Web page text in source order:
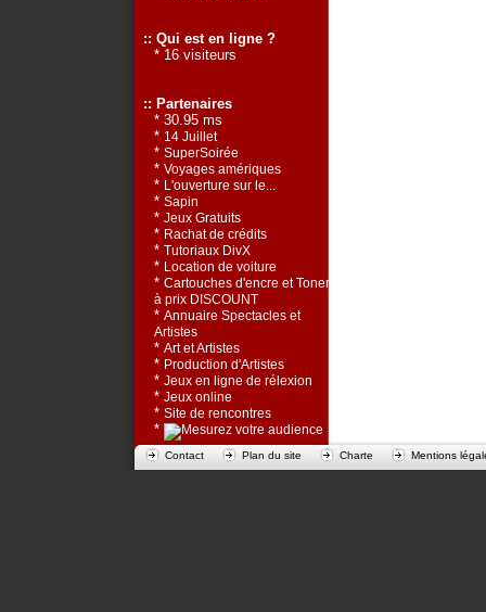
:: Qui est en ligne ?
* 16 visiteurs
:: Partenaires
* 30.95 ms
* 14 Juillet
* SuperSoirée
* Voyages amériques
* L'ouverture sur le...
* Sapin
* Jeux Gratuits
* Rachat de crédits
* Tutoriaux DivX
* Location de voiture
* Cartouches d'encre et Toners
à prix DISCOUNT
* Annuaire Spectacles et
Artistes
* Art et Artistes
* Production d'Artistes
* Jeux en ligne de rélexion
* Jeux online
* Site de rencontres
*
Contact Plan du site Charte Mentions